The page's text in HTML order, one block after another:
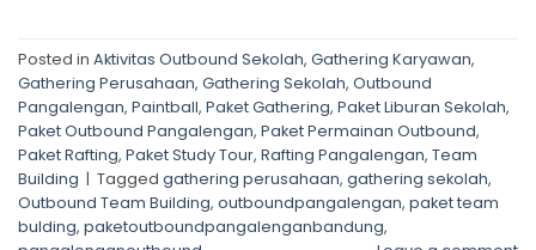
Posted in Aktivitas Outbound Sekolah, Gathering Karyawan,
Gathering Perusahaan, Gathering Sekolah, Outbound
Pangalengan, Paintball, Paket Gathering, Paket Liburan Sekolah,
Paket Outbound Pangalengan, Paket Permainan Outbound,
Paket Rafting, Paket Study Tour, Rafting Pangalengan, Team
Building | Tagged gathering perusahaan, gathering sekolah,
Outbound Team Building, outboundpangalengan, paket team
bulding, paketoutboundpangalenganbandung,